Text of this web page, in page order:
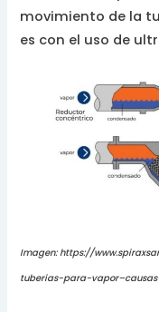
movimiento de la
es con el uso de
Imagen: https://
tuberias-para-